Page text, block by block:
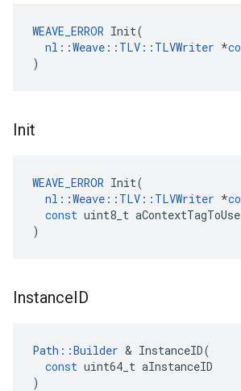
WEAVE_ERROR Init(
nl ::Weave :: TLV :: TLVWriter *
)
Init
WEAVE_ERROR Init(
nl ::Weave :: TLV :: TLVWriter *
const uint8_t aContextTagToUse
)
InstanceID
Path ::Builder & InstanceID(
const uint64_t aInstanceID
)